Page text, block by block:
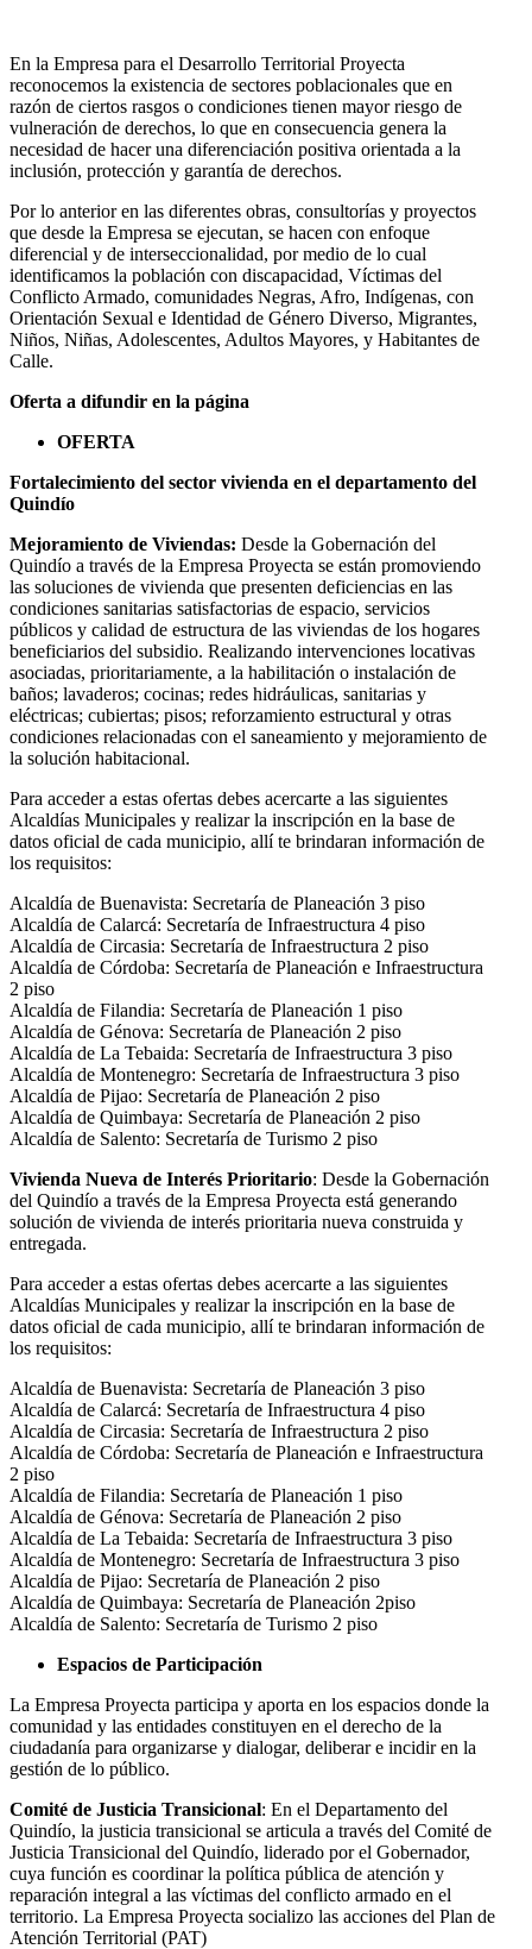
En la Empresa para el Desarrollo Territorial Proyecta
reconocemos la existencia de sectores poblacionales que en
razón de ciertos rasgos o condiciones tienen mayor riesgo de
vulneración de derechos, lo que en consecuencia genera la
necesidad de hacer una diferenciación positiva orientada a la
inclusión, protección y garantía de derechos.
Por lo anterior en las diferentes obras, consultorías y proyectos
que desde la Empresa se ejecutan, se hacen con enfoque
diferencial y de interseccionalidad, por medio de lo cual
identificamos la población con discapacidad, Víctimas del
Conflicto Armado, comunidades Negras, Afro, Indígenas, con
Orientación Sexual e Identidad de Género Diverso, Migrantes,
Niños, Niñas, Adolescentes, Adultos Mayores, y Habitantes de
Calle.
Oferta a difundir en la página
OFERTA
Fortalecimiento del sector vivienda en el departamento del
Quindío
Mejoramiento de Viviendas: Desde la Gobernación del
Quindío a través de la Empresa Proyecta se están promoviendo
las soluciones de vivienda que presenten deficiencias en las
condiciones sanitarias satisfactorias de espacio, servicios
públicos y calidad de estructura de las viviendas de los hogares
beneficiarios del subsidio. Realizando intervenciones locativas
asociadas, prioritariamente, a la habilitación o instalación de
baños; lavaderos; cocinas; redes hidráulicas, sanitarias y
eléctricas; cubiertas; pisos; reforzamiento estructural y otras
condiciones relacionadas con el saneamiento y mejoramiento de
la solución habitacional.
Para acceder a estas ofertas debes acercarte a las siguientes
Alcaldías Municipales y realizar la inscripción en la base de
datos oficial de cada municipio, allí te brindaran información de
los requisitos:
Alcaldía de Buenavista: Secretaría de Planeación 3 piso
Alcaldía de Calarcá: Secretaría de Infraestructura 4 piso
Alcaldía de Circasia: Secretaría de Infraestructura 2 piso
Alcaldía de Córdoba: Secretaría de Planeación e Infraestructura
2 piso
Alcaldía de Filandia: Secretaría de Planeación 1 piso
Alcaldía de Génova: Secretaría de Planeación 2 piso
Alcaldía de La Tebaida: Secretaría de Infraestructura 3 piso
Alcaldía de Montenegro: Secretaría de Infraestructura 3 piso
Alcaldía de Pijao: Secretaría de Planeación 2 piso
Alcaldía de Quimbaya: Secretaría de Planeación 2 piso
Alcaldía de Salento: Secretaría de Turismo 2 piso
Vivienda Nueva de Interés Prioritario: Desde la Gobernación
del Quindío a través de la Empresa Proyecta está generando
solución de vivienda de interés prioritaria nueva construida y
entregada.
Para acceder a estas ofertas debes acercarte a las siguientes
Alcaldías Municipales y realizar la inscripción en la base de
datos oficial de cada municipio, allí te brindaran información de
los requisitos:
Alcaldía de Buenavista: Secretaría de Planeación 3 piso
Alcaldía de Calarcá: Secretaría de Infraestructura 4 piso
Alcaldía de Circasia: Secretaría de Infraestructura 2 piso
Alcaldía de Córdoba: Secretaría de Planeación e Infraestructura
2 piso
Alcaldía de Filandia: Secretaría de Planeación 1 piso
Alcaldía de Génova: Secretaría de Planeación 2 piso
Alcaldía de La Tebaida: Secretaría de Infraestructura 3 piso
Alcaldía de Montenegro: Secretaría de Infraestructura 3 piso
Alcaldía de Pijao: Secretaría de Planeación 2 piso
Alcaldía de Quimbaya: Secretaría de Planeación 2piso
Alcaldía de Salento: Secretaría de Turismo 2 piso
Espacios de Participación
La Empresa Proyecta participa y aporta en los espacios donde la
comunidad y las entidades constituyen en el derecho de la
ciudadanía para organizarse y dialogar, deliberar e incidir en la
gestión de lo público.
Comité de Justicia Transicional: En el Departamento del
Quindío, la justicia transicional se articula a través del Comité de
Justicia Transicional del Quindío, liderado por el Gobernador,
cuya función es coordinar la política pública de atención y
reparación integral a las víctimas del conflicto armado en el
territorio. La Empresa Proyecta socializo las acciones del Plan de
Atención Territorial (PAT)